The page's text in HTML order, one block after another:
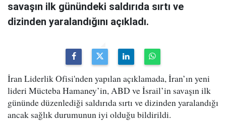
savaşın ilk günündeki saldırıda sırtı ve
dizinden yaralandığını açıkladı.
İran Liderlik Ofisi'nden yapılan açıklamada, İran’ın yeni
lideri Mücteba Hamaney’in, ABD ve İsrail’in savaşın ilk
gününde düzenlediği saldırıda sırtı ve dizinden yaralandığı
ancak sağlık durumunun iyi olduğu bildirildi.